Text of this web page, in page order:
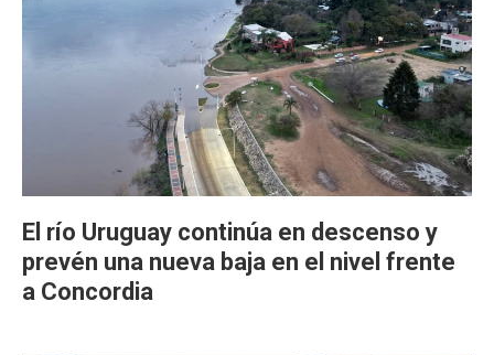
El río Uruguay continúa en descenso y
prevén una nueva baja en el nivel frente
a Concordia